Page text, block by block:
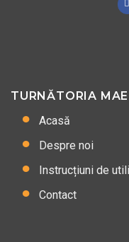
TURNĂTORIA MAE
Acasă
Despre noi
Instrucțiuni de
Contact